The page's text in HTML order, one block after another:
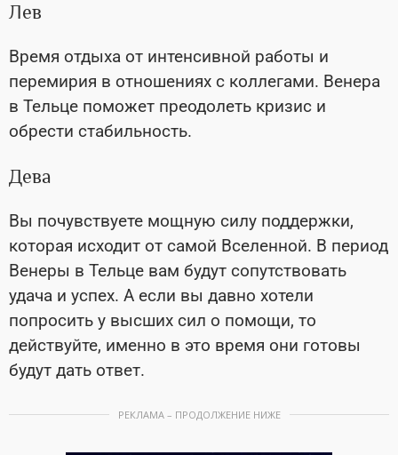
Лев
Время отдыха от интенсивной работы и
перемирия в отношениях с коллегами. Венера
в Тельце поможет преодолеть кризис и
обрести стабильность.
Дева
Вы почувствуете мощную силу поддержки,
которая исходит от самой Вселенной. В период
Венеры в Тельце вам будут сопутствовать
удача и успех. А если вы давно хотели
попросить у высших сил о помощи, то
действуйте, именно в это время они готовы
будут дать ответ.
РЕКЛАМА – ПРОДОЛЖЕНИЕ НИЖЕ